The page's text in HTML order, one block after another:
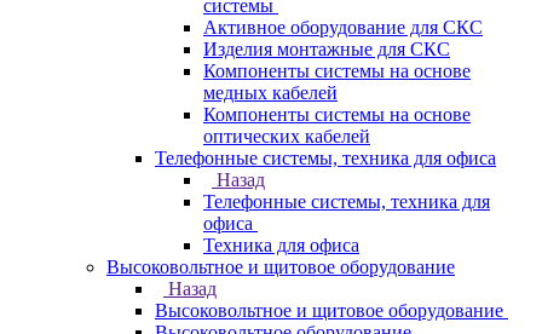
системы
Активное оборудование для СКС
Изделия монтажные для СКС
Компоненты системы на основе
медных кабелей
Компоненты системы на основе
оптических кабелей
Телефонные системы, техника для офиса
Назад
Телефонные системы, техника для
офиса
Техника для офиса
Высоковольтное и щитовое оборудование
Назад
Высоковольтное и щитовое оборудование